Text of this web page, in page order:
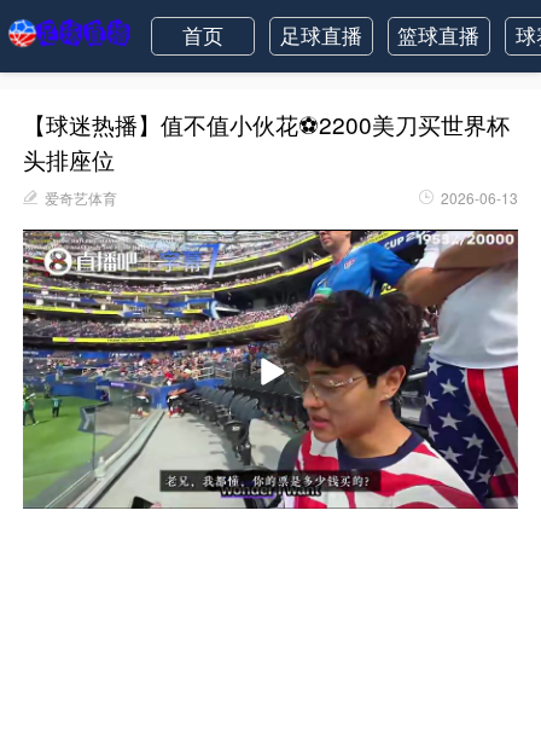
首页 足球直播 篮球直播
【球迷热播】值不值小伙花⚽2200美刀买世界杯
头排座位
爱奇艺体育 2026-06-13